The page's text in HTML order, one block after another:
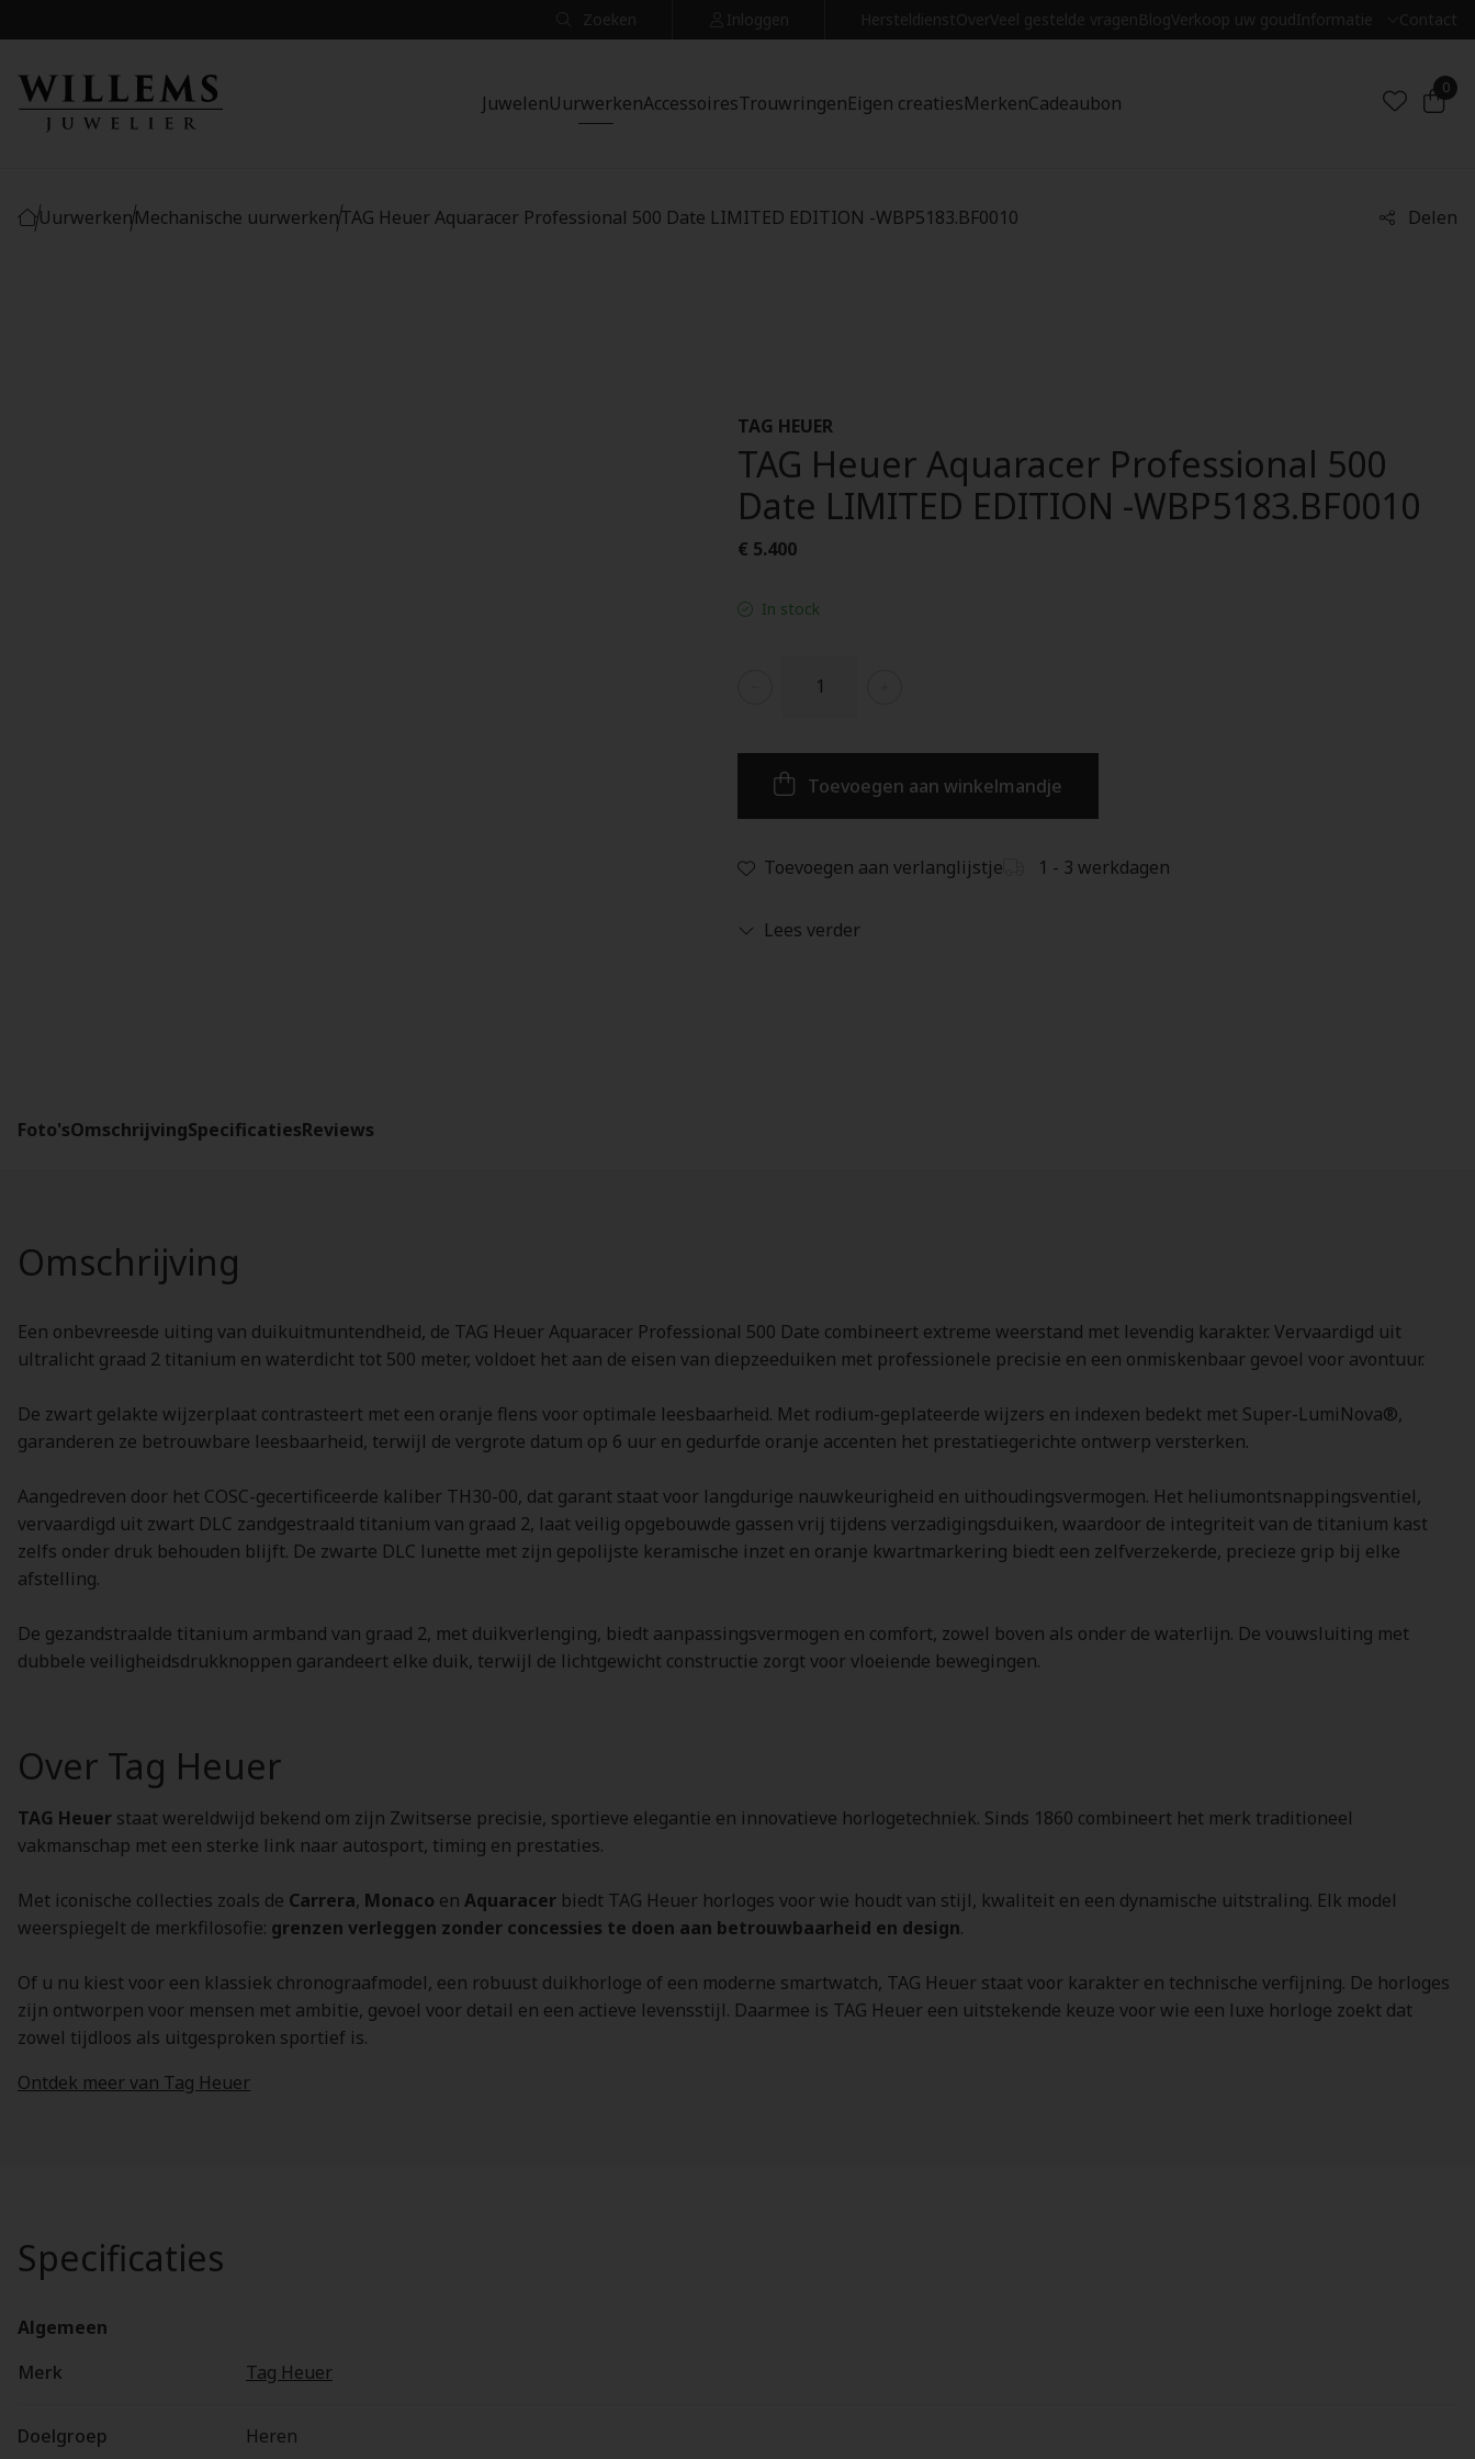
Zoeken Inloggen HersteldienstOverVeel gestelde vragenBlogVerkoop uw goudInformatie Contact
JuwelenUurwerkenAccessoiresTrouwringenEigen creatiesMerkenCadeaubon
0
UurwerkenMechanische uurwerkenTAG Heuer Aquaracer Professional 500 Date LIMITED EDITION -WBP5183.BF0010 Delen
TAG HEUER
TAG Heuer Aquaracer Professional 500
Date LIMITED EDITION -WBP5183.BF0010
€ 5.400
In stock
Toevoegen aan winkelmandje
Toevoegen aan verlanglijstje 1 - 3 werkdagen
Lees verder
Foto'sOmschrijvingSpecificatiesReviews
Omschrijving
Een onbevreesde uiting van duikuitmuntendheid, de TAG Heuer Aquaracer Professional 500 Date combineert extreme weerstand met levendig karakter. Vervaardigd uit
ultralicht graad 2 titanium en waterdicht tot 500 meter, voldoet het aan de eisen van diepzeeduiken met professionele precisie en een onmiskenbaar gevoel voor avontuur.
De zwart gelakte wijzerplaat contrasteert met een oranje flens voor optimale leesbaarheid. Met rodium-geplateerde wijzers en indexen bedekt met Super-LumiNova®,
garanderen ze betrouwbare leesbaarheid, terwijl de vergrote datum op 6 uur en gedurfde oranje accenten het prestatiegerichte ontwerp versterken.
Aangedreven door het COSC-gecertificeerde kaliber TH30-00, dat garant staat voor langdurige nauwkeurigheid en uithoudingsvermogen. Het heliumontsnappingsventiel,
vervaardigd uit zwart DLC zandgestraald titanium van graad 2, laat veilig opgebouwde gassen vrij tijdens verzadigingsduiken, waardoor de integriteit van de titanium kast
zelfs onder druk behouden blijft. De zwarte DLC lunette met zijn gepolijste keramische inzet en oranje kwartmarkering biedt een zelfverzekerde, precieze grip bij elke
afstelling.
De gezandstraalde titanium armband van graad 2, met duikverlenging, biedt aanpassingsvermogen en comfort, zowel boven als onder de waterlijn. De vouwsluiting met
dubbele veiligheidsdrukknoppen garandeert elke duik, terwijl de lichtgewicht constructie zorgt voor vloeiende bewegingen.
Over Tag Heuer
TAG Heuer staat wereldwijd bekend om zijn Zwitserse precisie, sportieve elegantie en innovatieve horlogetechniek. Sinds 1860 combineert het merk traditioneel
vakmanschap met een sterke link naar autosport, timing en prestaties.
Met iconische collecties zoals de Carrera, Monaco en Aquaracer biedt TAG Heuer horloges voor wie houdt van stijl, kwaliteit en een dynamische uitstraling. Elk model
weerspiegelt de merkfilosofie: grenzen verleggen zonder concessies te doen aan betrouwbaarheid en design.
Of u nu kiest voor een klassiek chronograafmodel, een robuust duikhorloge of een moderne smartwatch, TAG Heuer staat voor karakter en technische verfijning. De horloges
zijn ontworpen voor mensen met ambitie, gevoel voor detail en een actieve levensstijl. Daarmee is TAG Heuer een uitstekende keuze voor wie een luxe horloge zoekt dat
zowel tijdloos als uitgesproken sportief is.
Ontdek meer van Tag Heuer
Specificaties
Algemeen
Merk
Tag Heuer
Doelgroep Heren